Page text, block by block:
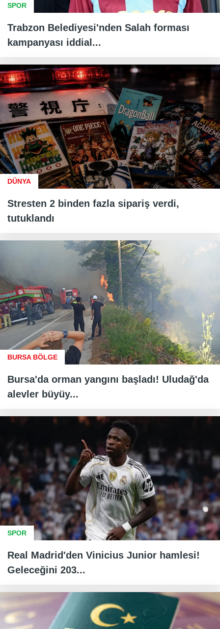
SPOR
Trabzon Belediyesi'nden Salah forması
kampanyası iddial...
DÜNYA
Stresten 2 binden fazla sipariş verdi,
tutuklandı
BURSA BÖLGE
Bursa'da orman yangını başladı! Uludağ'da
alevler büyüy...
SPOR
Real Madrid'den Vinicius Junior hamlesi!
Geleceğini 203...